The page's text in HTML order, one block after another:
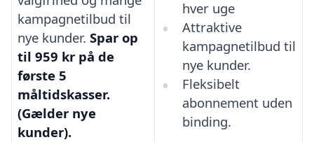
kampagnetilbud til
nye kunder. Spar op
til 959 kr på de
første 5
måltidskasser.
(Gælder nye
kunder).
hver uge
Attraktive
kampagnetilbud til
nye kunder.
Fleksibelt
abonnement uden
binding.